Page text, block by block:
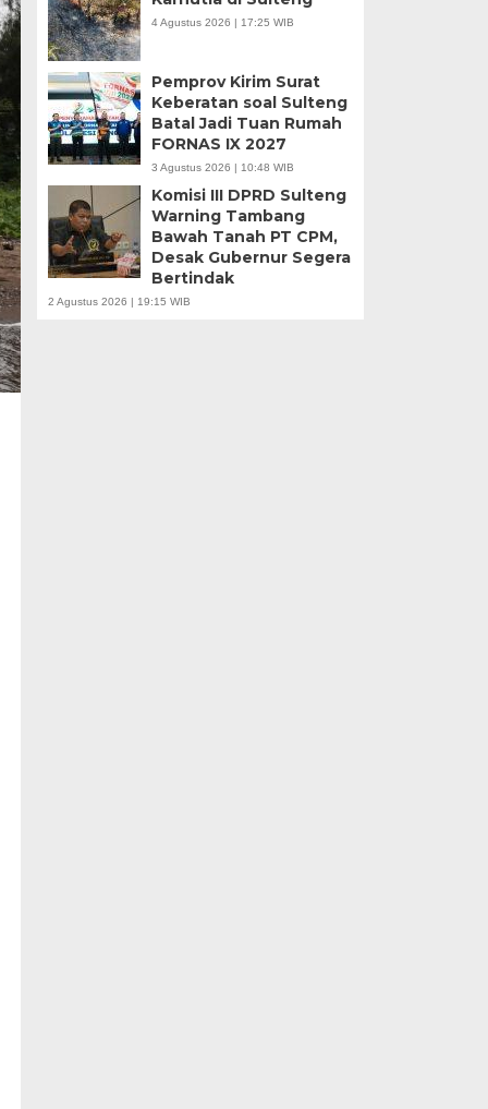
4 Agustus 2026 | 17:25 WIB
Pemprov Kirim Surat
Keberatan soal Sulteng
Batal Jadi Tuan Rumah
FORNAS IX 2027
3 Agustus 2026 | 10:48 WIB
Komisi III DPRD Sulteng
Warning Tambang
Bawah Tanah PT CPM,
Desak Gubernur Segera
Bertindak
2 Agustus 2026 | 19:15 WIB